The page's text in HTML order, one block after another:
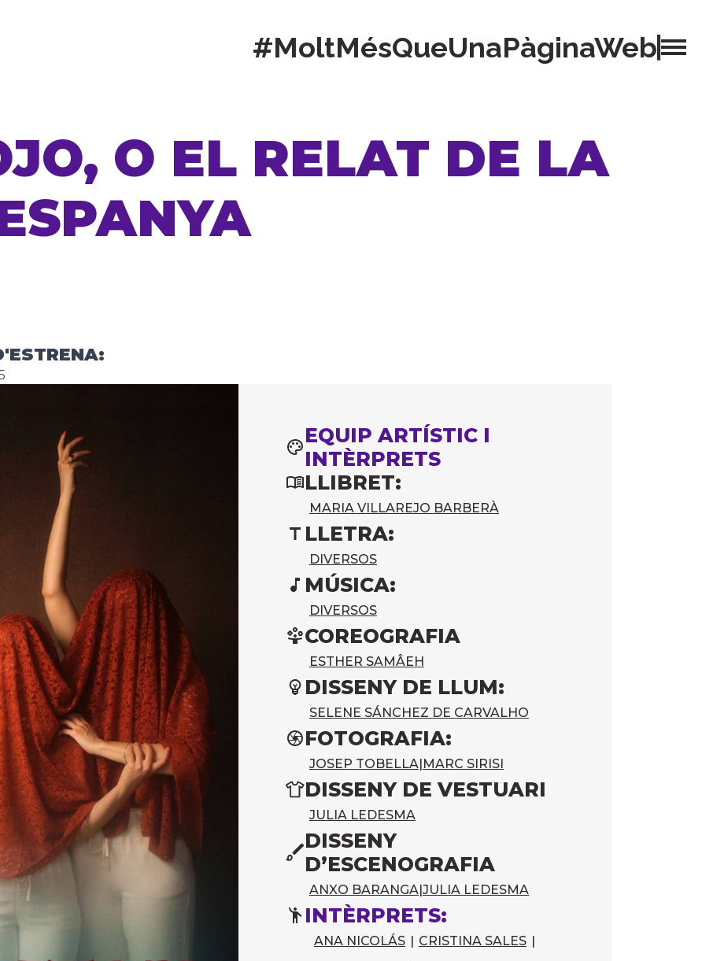
#MoltMésQueUnaPàginaWeb
O EL RELAT DE LA
EQUIP ARTÍSTIC I
INTÈRPRETS
LLIBRET:
MARIA VILLAREJO BARBERÀ
LLETRA:
DIVERSOS
MÚSICA:
DIVERSOS
COREOGRAFIA
ESTHER SAMÂEH
DISSENY DE LLUM:
SELENE SÁNCHEZ DE CARVALHO
FOTOGRAFIA:
JOSEP TOBELLA|MARC SIRISI
DISSENY DE VESTUARI
JULIA LEDESMA
DISSENY
D’ESCENOGRAFIA
ANXO BARANGA|JULIA LEDESMA
INTÈRPRETS:
ANA NICOLÁS | CRISTINA SALES |